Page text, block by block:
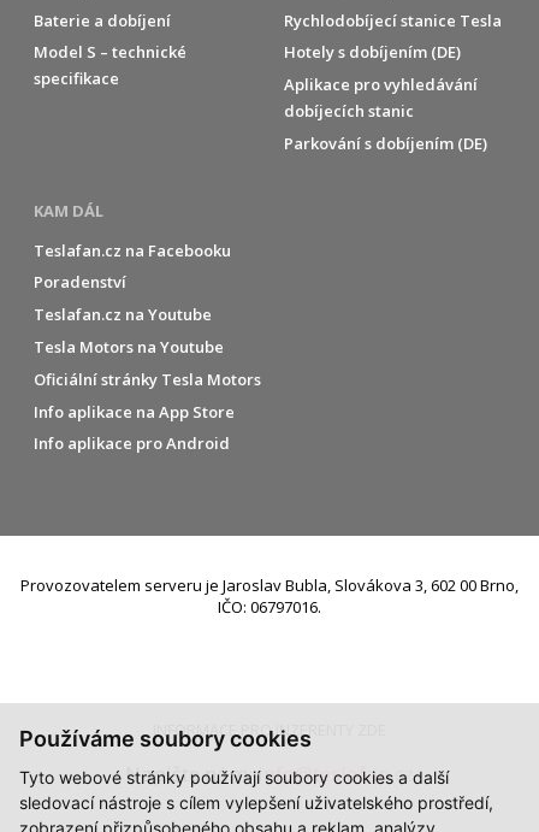
Používáme soubory cookies
Tyto webové stránky používají soubory cookies a další
sledovací nástroje s cílem vylepšení uživatelského prostředí,
zobrazení přizpůsobeného obsahu a reklam, analýzy
Baterie a dobíjení
Model S – technické
specifikace
Rychlodobíjecí stanice Tesla
Hotely s dobíjením (DE)
Aplikace pro vyhledávání
dobíjecích stanic
Parkování s dobíjením (DE)
KAM DÁL
Teslafan.cz na Facebooku
Poradenství
Teslafan.cz na Youtube
Tesla Motors na Youtube
Oficiální stránky Tesla Motors
Info aplikace na App Store
Info aplikace pro Android
Provozovatelem serveru je Jaroslav Bubla, Slovákova 3, 602 00 Brno,
IČO: 06797016.
INFORMACE PRO INZERENTY ZDE
Napište nám:info@teslafan.cz